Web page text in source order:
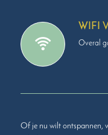
WIFI
Overal
Of je nu wilt ontspannen,